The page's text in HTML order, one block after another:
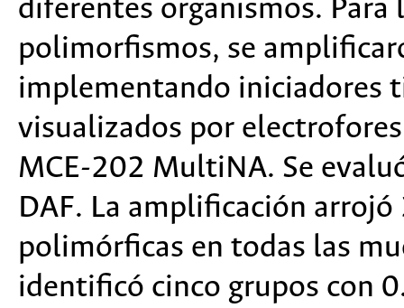
diferentes organismos.
polimorfismos, se
implementando iniciadores
visualizados por
MCE-202 MultiNA. Se
DAF. La amplificación
polimórficas en todas las
identificó cinco grupos con